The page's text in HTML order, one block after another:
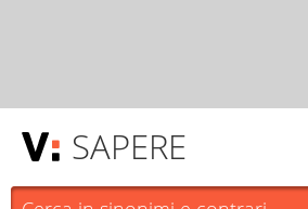
SAPERE